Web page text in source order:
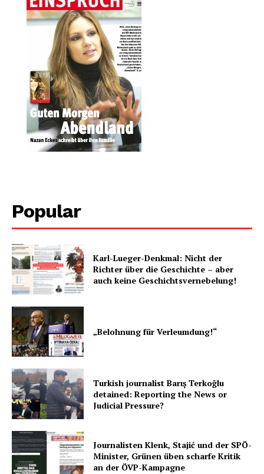
Popular
Karl-Lueger-Denkmal: Nicht der
Richter über die Geschichte – aber
auch keine Geschichtsvernebelung!
„Belohnung für Verleumdung!“
Turkish journalist Barış Terkoğlu
detained: Reporting the News or
Judicial Pressure?
Journalisten Klenk, Stajić und der SPÖ-
Minister, Grünen üben scharfe Kritik
an der ÖVP-Kampagne